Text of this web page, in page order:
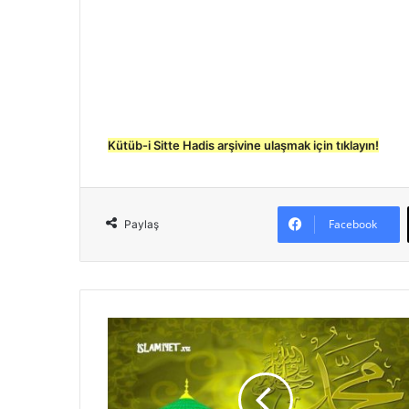
Kütüb-i Sitte Hadis arşivine ulaşmak için tıklayın!
Paylaş Facebook
u
E